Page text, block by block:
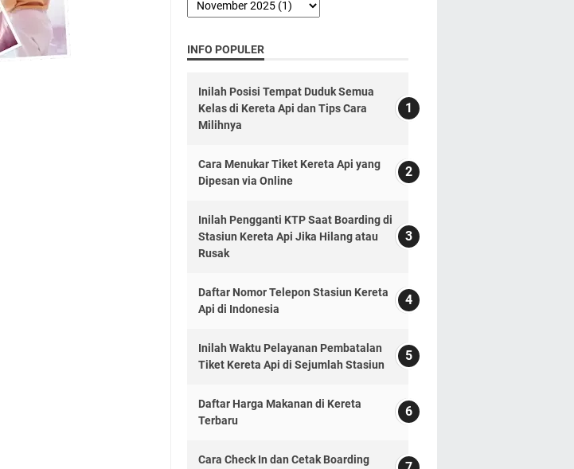
INFO POPULER
Inilah Posisi Tempat Duduk Semua
Kelas di Kereta Api dan Tips Cara
Milihnya
Cara Menukar Tiket Kereta Api yang
Dipesan via Online
Inilah Pengganti KTP Saat Boarding di
Stasiun Kereta Api Jika Hilang atau
Rusak
Daftar Nomor Telepon Stasiun Kereta
Api di Indonesia
Inilah Waktu Pelayanan Pembatalan
Tiket Kereta Api di Sejumlah Stasiun
Daftar Harga Makanan di Kereta
Terbaru
Cara Check In dan Cetak Boarding